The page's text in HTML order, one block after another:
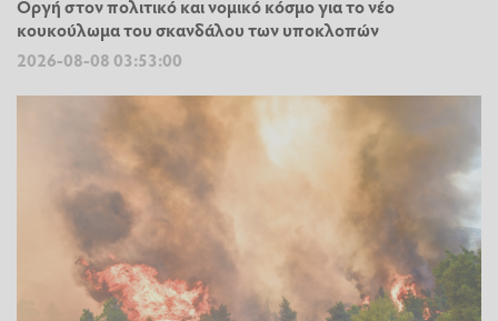
Οργή στον πολιτικό και νομικό κόσμο για το νέο
κουκούλωμα του σκανδάλου των υποκλοπών
2026-08-08 03:53:00